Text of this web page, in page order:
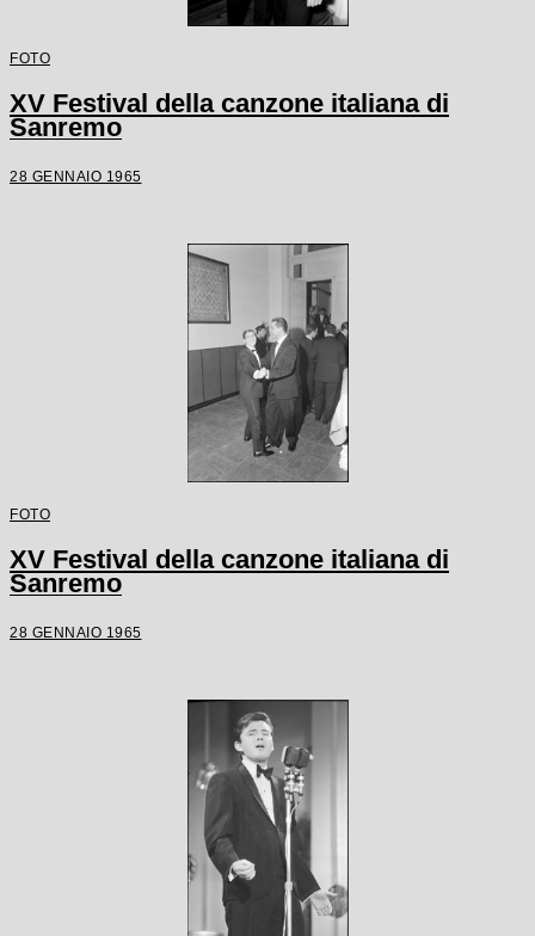
FOTO
XV Festival della canzone italiana di
Sanremo
28 GENNAIO 1965
FOTO
XV Festival della canzone italiana di
Sanremo
28 GENNAIO 1965